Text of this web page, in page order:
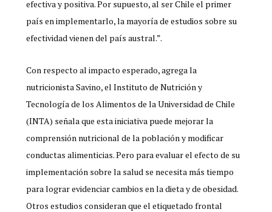
efectiva y positiva. Por supuesto, al ser Chile el primer
país en implementarlo, la mayoría de estudios sobre su
efectividad vienen del país austral.”.
Con respecto al impacto esperado, agrega la
nutricionista Savino, el Instituto de Nutrición y
Tecnología de los Alimentos de la Universidad de Chile
(INTA) señala que esta iniciativa puede mejorar la
comprensión nutricional de la población y modificar
conductas alimenticias. Pero para evaluar el efecto de su
implementación sobre la salud se necesita más tiempo
para lograr evidenciar cambios en la dieta y de obesidad.
Otros estudios consideran que el etiquetado frontal